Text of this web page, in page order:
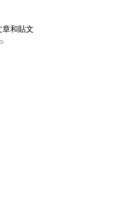
章和貼文